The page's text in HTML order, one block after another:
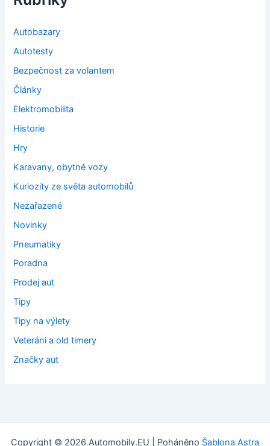
Autobazary
Autotesty
Bezpečnost za volantem
Články
Elektromobilita
Historie
Hry
Karavany, obytné vozy
Kuriozity ze světa automobilů
Nezařazené
Novinky
Pneumatiky
Poradna
Prodej aut
Tipy
Tipy na výlety
Veteráni a old timery
Značky aut
Copyright © 2026 Automobily.EU | Poháněno Šablona Astra